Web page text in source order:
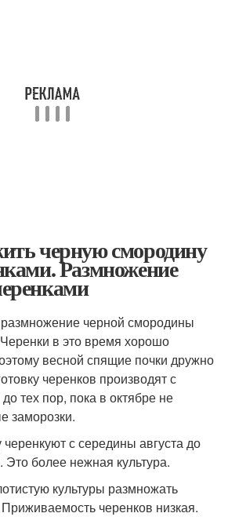
черную смородину
Размножение
черной смородины
в это время хорошо
весной спящие почки дружно
черенков производят с
тех пор, пока в октябре не
заморозки.
с середины августа до
более нежная культура.
культуры размножать
черенков низкая.